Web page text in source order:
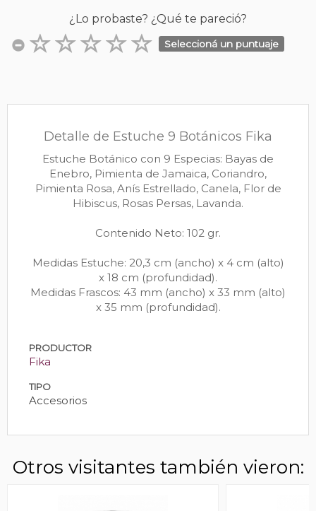
¿Lo probaste? ¿Qué te pareció?
Seleccioná un puntuaje
Detalle de Estuche 9 Botánicos Fika
Estuche Botánico con 9 Especias: Bayas de
Enebro, Pimienta de Jamaica, Coriandro,
Pimienta Rosa, Anís Estrellado, Canela, Flor de
Hibiscus, Rosas Persas, Lavanda.
Contenido Neto: 102 gr.
Medidas Estuche: 20,3 cm (ancho) x 4 cm (alto)
x 18 cm (profundidad).
Medidas Frascos: 43 mm (ancho) x 33 mm (alto)
x 35 mm (profundidad).
PRODUCTOR
Fika
TIPO
Accesorios
Otros visitantes también vieron: